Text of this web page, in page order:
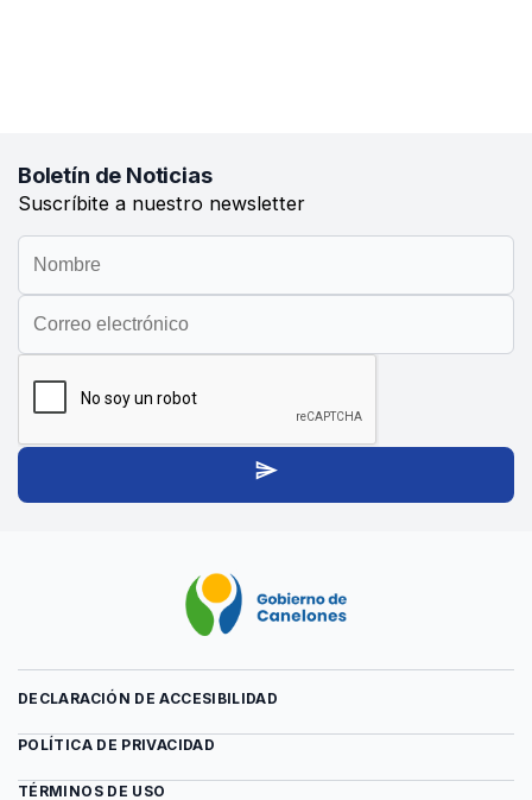
Boletín de Noticias
Suscríbite a nuestro newsletter
Ingrese
su
nombre
para
boletín
Ingrese
su
email
para
boletín
send
DECLARACIÓN DE ACCESIBILIDAD
POLÍTICA DE PRIVACIDAD
TÉRMINOS DE USO